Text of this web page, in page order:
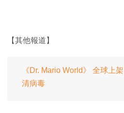
【其他報道】
《Dr. Mario World》 全球上
清病毒